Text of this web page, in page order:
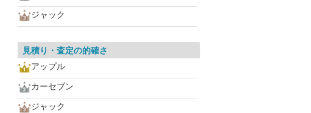
ジャック
見積り・査定の的確さ
アップル
カーセブン
ジャック